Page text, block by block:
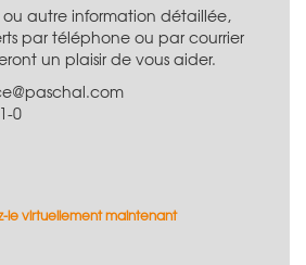
autre information détaillée,
par téléphone ou par courrier
un plaisir de vous aider.
0
le virtuellement maintenant